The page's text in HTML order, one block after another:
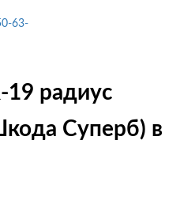
63-
радиус
Суперб) в